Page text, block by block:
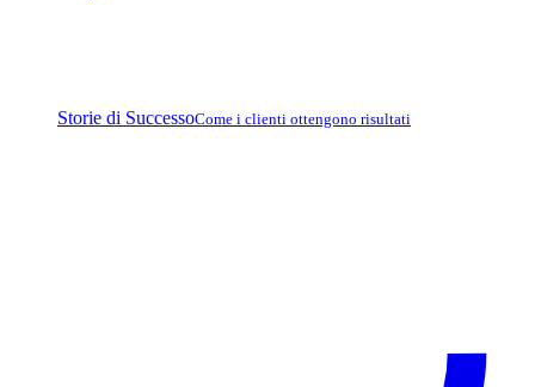
Storie di SuccessoCome i clienti ottengono risultati